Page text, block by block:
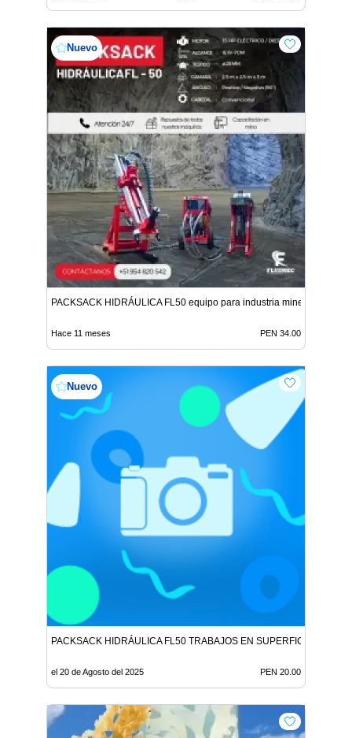
Nuevo
PACKSACK HIDRÁULICA FL50 equipo para industria minera
Hace 11 meses PEN 34.00
Nuevo
PACKSACK HIDRÁULICA FL50 TRABAJOS EN SUPERFICIE
el 20 de Agosto del 2025 PEN 20.00